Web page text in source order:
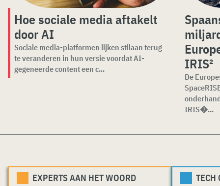
Hoe sociale media aftakelt
door AI
Sociale media-platformen lijken stilaan terug
te veranderen in hun versie voordat AI-
gegeneerde content een c...
IRIS²
De
IRIS�...
EXPERTS AAN HET WOORD TECH